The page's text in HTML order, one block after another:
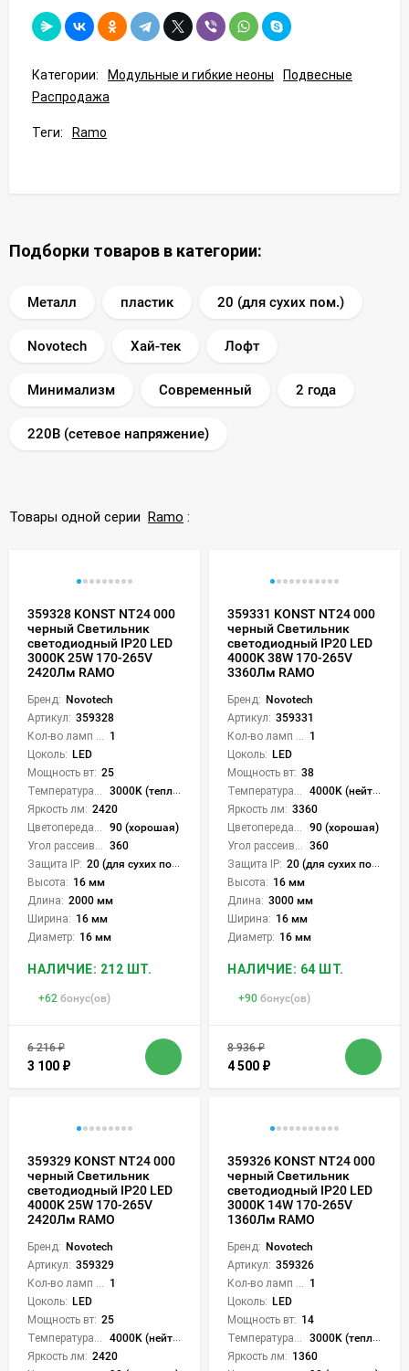
Категории: Модульные и гибкие неоны
Подвесные
Распродажа
Теги: Ramo
Подборки товаров в категории:
Металл пластик 20 (для сухих пом.)
Novotech Хай-тек Лофт
Минимализм Современный 2 года
220В (сетевое напряжение)
Товары одной серии Ramo :
359328 KONST NT24 000
черный Светильник
светодиодный IP20 LED
3000K 25W 170-265V
2420Лм RAMO
Бренд: Novotech
Артикул: 359328
1
Цоколь: LED
Мощность вт: 25
3000K (теплый)
Яркость лм: 2420
90 (хорошая)
360
Защита IP: 20 (для сухих пом.)
Высота: 16 мм
Длина: 2000 мм
Ширина: 16 мм
Диаметр: 16 мм
НАЛИЧИЕ: 212 ШТ.
+62 бонус(ов)
6 216₽
3 100 ₽
359331 KONST NT24 000
черный Светильник
светодиодный IP20 LED
4000K 38W 170-265V
3360Лм RAMO
Бренд: Novotech
Артикул: 359331
1
Цоколь: LED
Мощность вт: 38
4000K (нейтральный)
Яркость лм: 3360
90 (хорошая)
360
Защита IP: 20 (для сухих пом.)
Высота: 16 мм
Длина: 3000 мм
Ширина: 16 мм
Диаметр: 16 мм
НАЛИЧИЕ: 64 ШТ.
+90 бонус(ов)
8 936₽
4 500 ₽
359329 KONST NT24 000
черный Светильник
светодиодный IP20 LED
4000K 25W 170-265V
2420Лм RAMO
Бренд: Novotech
Артикул: 359329
1
Цоколь: LED
Мощность вт: 25
4000K (нейтральный)
Яркость лм: 2420
359326 KONST NT24 000
черный Светильник
светодиодный IP20 LED
3000K 14W 170-265V
1360Лм RAMO
Бренд: Novotech
Артикул: 359326
1
Цоколь: LED
Мощность вт: 14
3000K (теплый)
Яркость лм: 1360